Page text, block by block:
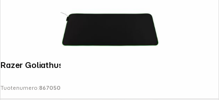
Razer Goliathus Chroma 3XL
Tuotenumero:867050